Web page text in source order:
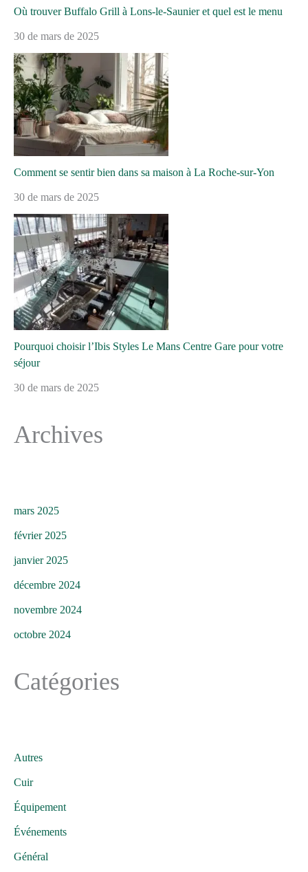
Où trouver Buffalo Grill à Lons-le-Saunier et quel est le menu
30 de mars de 2025
Comment se sentir bien dans sa maison à La Roche-sur-Yon
30 de mars de 2025
Pourquoi choisir l’Ibis Styles Le Mans Centre Gare pour votre
séjour
30 de mars de 2025
Archives
mars 2025
février 2025
janvier 2025
décembre 2024
novembre 2024
octobre 2024
Catégories
Autres
Cuir
Équipement
Événements
Général